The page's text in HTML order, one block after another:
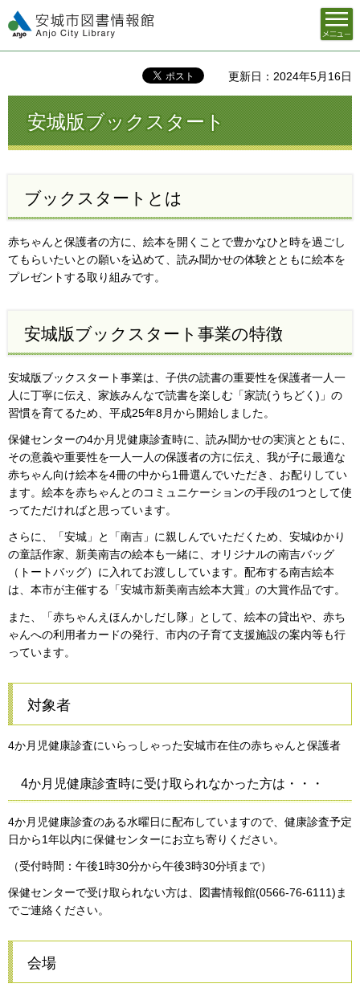
安城市図書情報館
メニュ
ー
更新日：2024年5月16日
安城版ブックスタート
ブックスタートとは
赤ちゃんと保護者の方に、絵本を開くことで豊かなひと時を過ごし
てもらいたいとの願いを込めて、読み聞かせの体験とともに絵本を
プレゼントする取り組みです。
安城版ブックスタート事業の特徴
安城版ブックスタート事業は、子供の読書の重要性を保護者一人一
人に丁寧に伝え、家族みんなで読書を楽しむ「家読(うちどく)」の
習慣を育てるため、平成25年8月から開始しました。
保健センターの4か月児健康診査時に、読み聞かせの実演とともに、
その意義や重要性を一人一人の保護者の方に伝え、我が子に最適な
赤ちゃん向け絵本を4冊の中から1冊選んでいただき、お配りしてい
ます。絵本を赤ちゃんとのコミュニケーションの手段の1つとして使
ってただければと思っています。
さらに、「安城」と「南吉」に親しんでいただくため、安城ゆかり
の童話作家、新美南吉の絵本も一緒に、オリジナルの南吉バッグ
（トートバッグ）に入れてお渡ししています。配布する南吉絵本
は、本市が主催する「安城市新美南吉絵本大賞」の大賞作品です。
また、「赤ちゃんえほんかしだし隊」として、絵本の貸出や、赤ち
ゃんへの利用者カードの発行、市内の子育て支援施設の案内等も行
っています。
対象者
4か月児健康診査にいらっしゃった安城市在住の赤ちゃんと保護者
4か月児健康診査時に受け取られなかった方は・・・
4か月児健康診査のある水曜日に配布していますので、健康診査予定
日から1年以内に保健センターにお立ち寄りください。
（受付時間：午後1時30分から午後3時30分頃まで）
保健センターで受け取られない方は、図書情報館(0566-76-6111)ま
でご連絡ください。
会場